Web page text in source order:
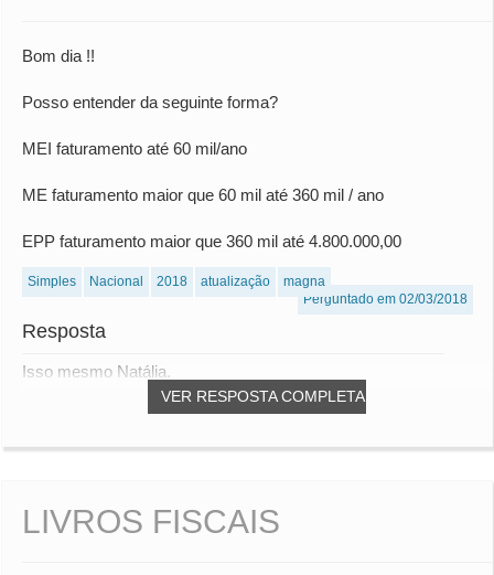
Bom dia !!
Posso entender da seguinte forma?
MEI faturamento até 60 mil/ano
ME faturamento maior que 60 mil até 360 mil / ano
EPP faturamento maior que 360 mil até 4.800.000,00
Simples Nacional 2018 atualização
magna
Perguntado em 02/03/2018
Resposta
VER RESPOSTA COMPLETA
Isso mesmo Natália.
LIVROS FISCAIS